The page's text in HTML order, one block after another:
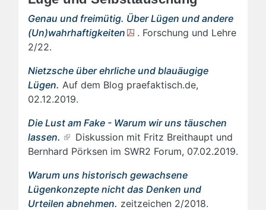
Genau und freimütig. Über Lügen und andere
(Un)wahrhaftigkeiten
. Forschung und Lehre
2/22.
Nietzsche über ehrliche und blauäugige
Lügen. Auf dem Blog praefaktisch.de,
02.12.2019.
Die Lust am Fake - Warum wir uns täuschen
lassen.
Diskussion mit Fritz Breithaupt und
Bernhard Pörksen im SWR2 Forum, 07.02.2019.
Warum uns historisch gewachsene
Lügenkonzepte nicht das Denken und
Urteilen abnehmen. zeitzeichen 2/2018.